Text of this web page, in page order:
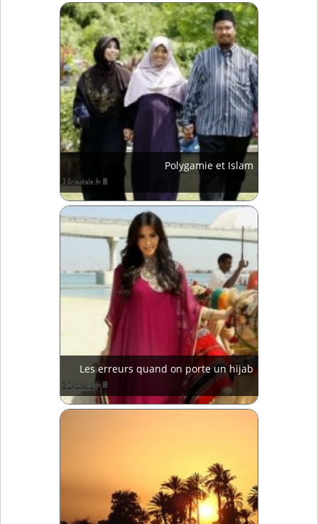
Polygamie et Islam
Les erreurs quand on porte un hijab